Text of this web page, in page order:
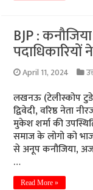
BJP :
April 11, 2024
लखनऊ (टेलीस्कोप
द्विवेदी, वरिष्ठ
मुकेश शर्मा की
समाज के लोगो को
से अनूप कनौजिया,
…
Read More »